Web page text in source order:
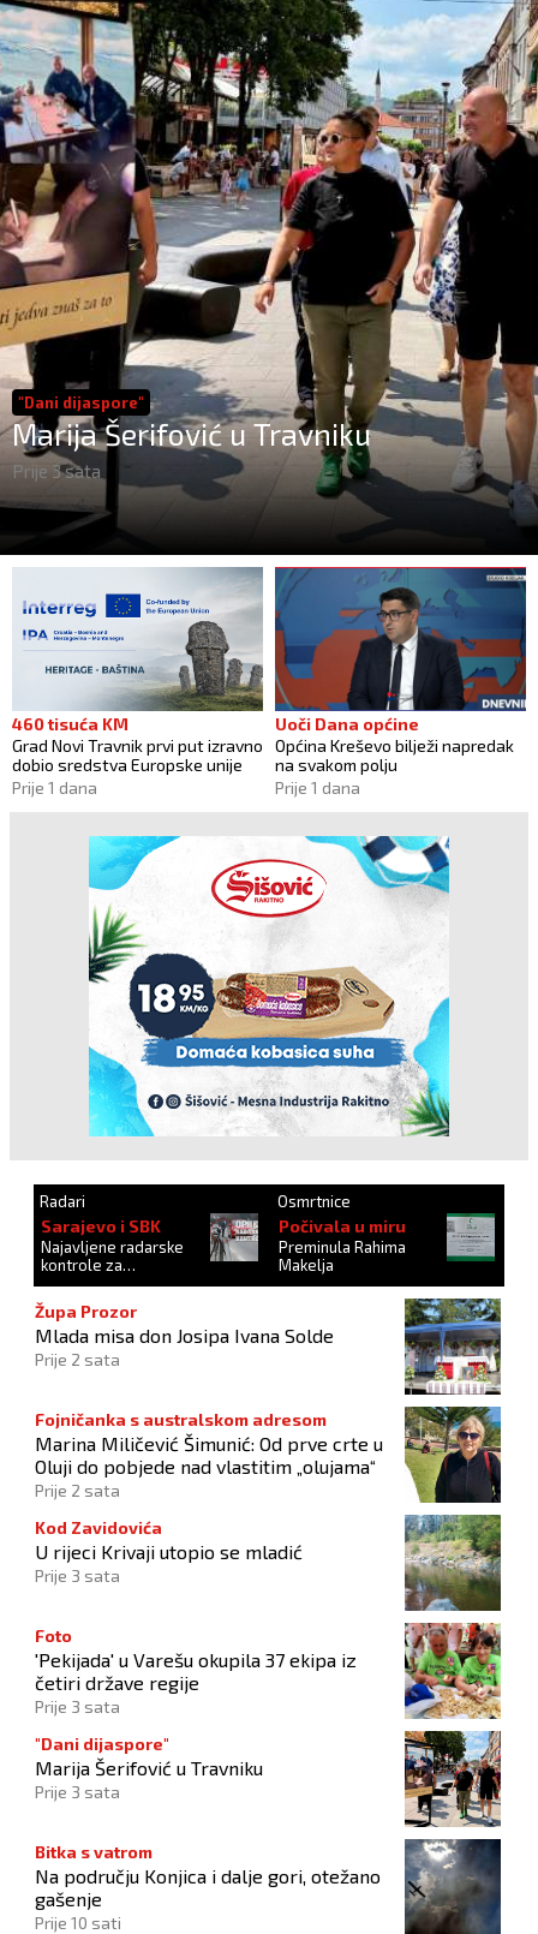
"Dani dijaspore"
Marija Šerifović u Travniku
Prije 3 sata
460 tisuća KM
Grad Novi Travnik prvi put izravno
dobio sredstva Europske unije
Prije 1 dana
Uoči Dana općine
Općina Kreševo bilježi napredak
na svakom polju
Prije 1 dana
Radari
Sarajevo i SBK
Najavljene radarske
kontrole za
27.10.2024.
Osmrtnice
Počivala u miru
Preminula Rahima
Makelja
Župa Prozor
Mlada misa don Josipa Ivana Solde
Prije 2 sata
Fojničanka s australskom adresom
Marina Miličević Šimunić: Od prve crte u
Oluji do pobjede nad vlastitim „olujama“
Prije 2 sata
Kod Zavidovića
U rijeci Krivaji utopio se mladić
Prije 3 sata
Foto
'Pekijada' u Varešu okupila 37 ekipa iz
četiri države regije
Prije 3 sata
"Dani dijaspore"
Marija Šerifović u Travniku
Prije 3 sata
Bitka s vatrom
Na području Konjica i dalje gori, otežano
gašenje
Prije 10 sati